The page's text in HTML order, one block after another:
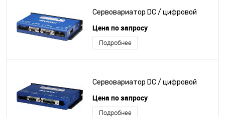
Сервовариатор DC / цифровой
Цена по запросу
Подробнее
Сервовариатор DC / цифровой
Цена по запросу
Подробнее